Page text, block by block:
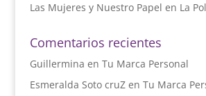
Las Mujeres y Nuestro Papel en La
Comentarios recientes
Guillermina en Tu Marca Personal
Esmeralda Soto cruZen Tu Marca